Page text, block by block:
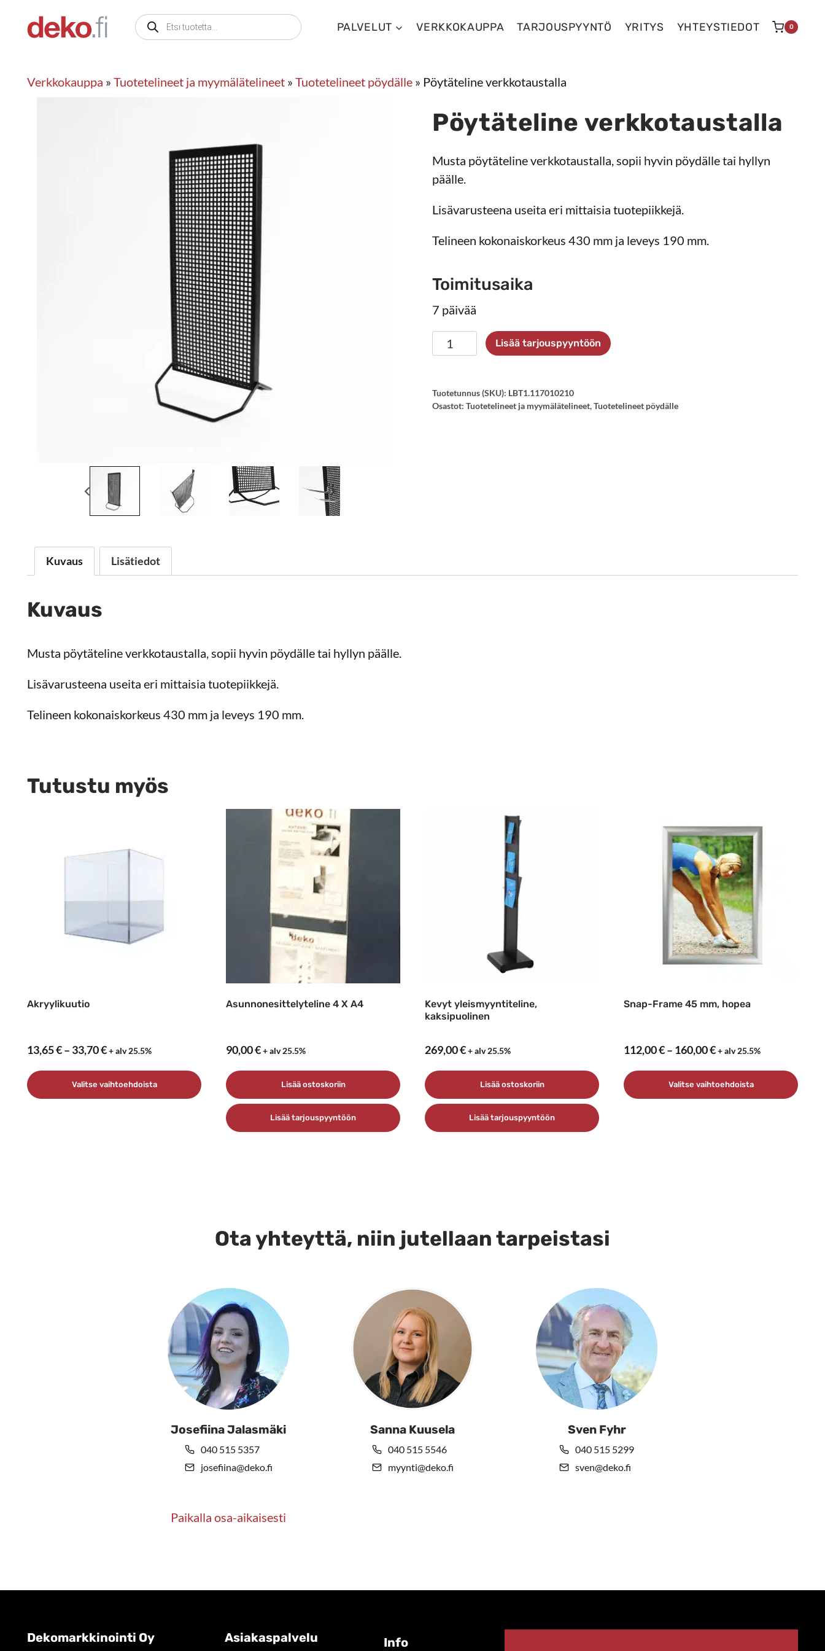
sisältöön
Products
search
PALVELUT VERKKOKAUPPA TARJOUSPYYNTÖ YRITYS YHTEYSTIEDOT 0
Verkkokauppa » Tuotetelineet ja myymälätelineet » Tuotetelineet pöydälle » Pöytäteline verkkotaustalla
Pöytäteline verkkotaustalla
Musta pöytäteline verkkotaustalla, sopii hyvin pöydälle tai hyllyn
päälle.
Lisävarusteena useita eri mittaisia tuotepiikkejä.
Telineen kokonaiskorkeus 430 mm ja leveys 190 mm.
Toimitusaika
7 päivää
Pöytäteline
verkkotaustalla
Lisää tarjouspyyntöön
Tuotetunnus (SKU): LBT1.117010210
Osastot: Tuotetelineet ja myymälätelineet,Tuotetelineet pöydälle
Kuvaus Lisätiedot
Kuvaus
Musta pöytäteline verkkotaustalla, sopii hyvin pöydälle tai hyllyn päälle.
Lisävarusteena useita eri mittaisia tuotepiikkejä.
Telineen kokonaiskorkeus 430 mm ja leveys 190 mm.
Tutustu myös
Akryylikuutio
13,65€– 33,70€Hintaluokka:
–
33,70 €
+ alv 25.5%
Valitse vaihtoehdoista
Asunnonesittelyteline 4 X A4
90,00€+ alv 25.5%
Lisää ostoskoriin
Lisää tarjouspyyntöön
Kevyt yleismyyntiteline,
kaksipuolinen
269,00€+ alv 25.5%
Lisää ostoskoriin
Lisää tarjouspyyntöön
Snap-Frame 45 mm, hopea
112,00€– 160,00€Hintaluokka:
–
160,00 €
+ alv 25.5%
Valitse vaihtoehdoista
Ota yhteyttä, niin jutellaan tarpeistasi
Josefiina Jalasmäki
040 515 5357
josefiina@deko.fi
Paikalla osa-aikaisesti
Sanna Kuusela
040 515 5546
myynti@deko.fi
Sven Fyhr
040 515 5299
sven@deko.fi
Dekomarkkinointi Oy Asiakaspalvelu Info